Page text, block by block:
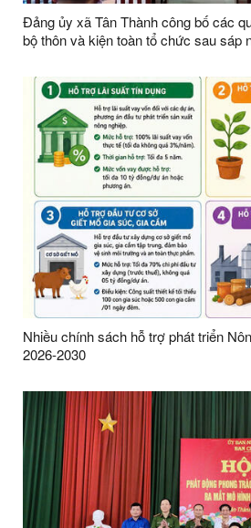
Đảng ủy xã Tân Thành công bố các
bộ thôn và kiện toàn tổ chức sau sáp
Nhiều chính sách hỗ trợ phát triển
2026-2030